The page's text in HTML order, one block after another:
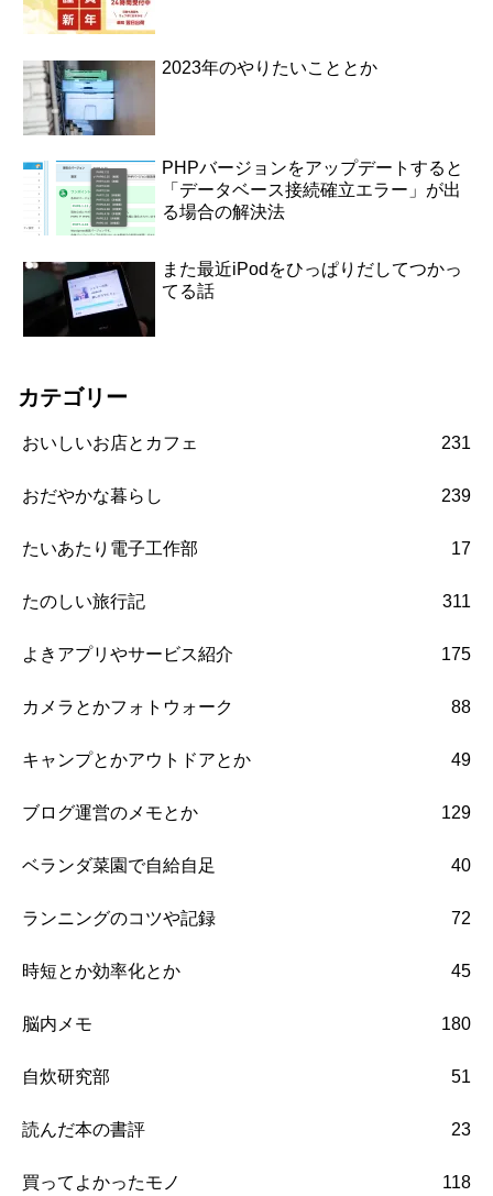
2023年のやりたいこととか
PHPバージョンをアップデートすると
「データベース接続確立エラー」が出
る場合の解決法
また最近iPodをひっぱりだしてつかっ
てる話
カテゴリー
おいしいお店とカフェ 231
おだやかな暮らし 239
たいあたり電子工作部 17
たのしい旅行記 311
よきアプリやサービス紹介 175
カメラとかフォトウォーク 88
キャンプとかアウトドアとか 49
ブログ運営のメモとか 129
ベランダ菜園で自給自足 40
ランニングのコツや記録 72
時短とか効率化とか 45
脳内メモ 180
自炊研究部 51
読んだ本の書評 23
買ってよかったモノ 118